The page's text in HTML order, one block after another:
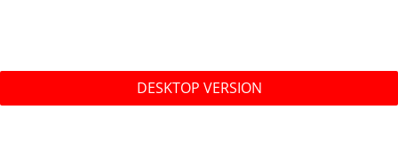
DESKTOP VERSION